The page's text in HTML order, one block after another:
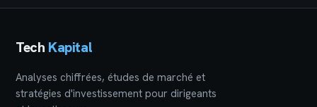
Tech Kapital
Analyses chiffrées, études de marché et
stratégies d'investissement pour dirigeants